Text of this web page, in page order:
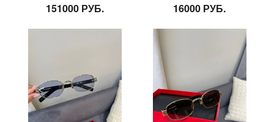
151000 РУБ. 16000 РУБ.